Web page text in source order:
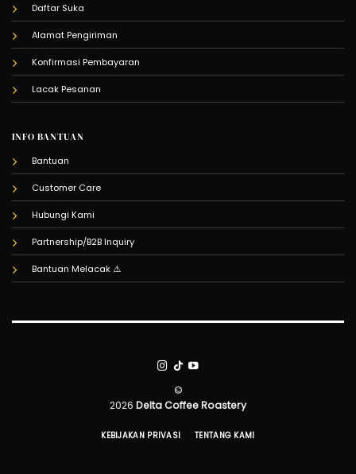
Daftar Suka
Alamat Pengiriman
Konfirmasi Pembayaran
Lacak Pesanan
INFO BANTUAN
Bantuan
Customer Care
Hubungi Kami
Partnership/B2B Inquiry
Bantuan Melacak
©
2026 Delta Coffee Roastery
KEBIJAKAN PRIVASI TENTANG KAMI